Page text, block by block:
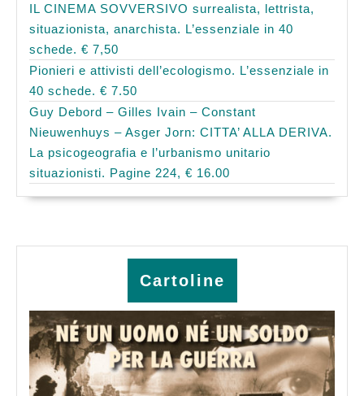
IL CINEMA SOVVERSIVO surrealista, lettrista,
situazionista, anarchista. L’essenziale in 40
schede. € 7,50
Pionieri e attivisti dell’ecologismo. L’essenziale in
40 schede. € 7.50
Guy Debord – Gilles Ivain – Constant
Nieuwenhuys – Asger Jorn: CITTA’ ALLA DERIVA.
La psicogeografia e l’urbanismo unitario
situazionisti. Pagine 224, € 16.00
Cartoline